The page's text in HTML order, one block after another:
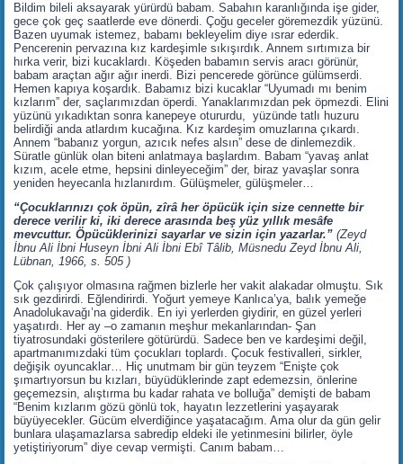
Bildim bileli aksayarak yürürdü babam. Sabahın karanlığında işe gider,
gece çok geç saatlerde eve dönerdi. Çoğu geceler göremezdik yüzünü.
Bazen uyumak istemez, babamı bekleyelim diye ısrar ederdik.
Pencerenin pervazına kız kardeşimle sıkışırdık. Annem sırtımıza bir
hırka verir, bizi kucaklardı. Köşeden babamın servis aracı görünür,
babam araçtan ağır ağır inerdi. Bizi pencerede görünce gülümserdi.
Hemen kapıya koşardık. Babamız bizi kucaklar “Uyumadı mı benim
kızlarım” der, saçlarımızdan öperdi. Yanaklarımızdan pek öpmezdi. Elini
yüzünü yıkadıktan sonra kanepeye otururdu, yüzünde tatlı huzuru
belirdiği anda atlardım kucağına. Kız kardeşim omuzlarına çıkardı.
Annem “babanız yorgun, azıcık nefes alsın” dese de dinlemezdik.
Süratle günlük olan biteni anlatmaya başlardım. Babam “yavaş anlat
kızım, acele etme, hepsini dinleyeceğim” der, biraz yavaşlar sonra
yeniden heyecanla hızlanırdım. Gülüşmeler, gülüşmeler…
“Çocuklarınızı çok öpün, zîrâ her öpücük için size cennette bir
derece verilir ki, iki derece arasında beş yüz yıllık mesâfe
mevcuttur. Öpücüklerinizi sayarlar ve sizin için yazarlar.”(Zeyd
İbnu Ali İbni Huseyn İbni Ali İbni Ebî Tâlib, Müsnedu Zeyd İbnu Ali,
Lübnan, 1966, s. 505 )
Çok çalışıyor olmasına rağmen bizlerle her vakit alakadar olmuştu. Sık
sık gezdirirdi. Eğlendirirdi. Yoğurt yemeye Kanlıca’ya, balık yemeğe
Anadolukavağı’na giderdik. En iyi yerlerden giydirir, en güzel yerleri
yaşatırdı. Her ay –o zamanın meşhur mekanlarından- Şan
tiyatrosundaki gösterilere götürürdü. Sadece ben ve kardeşimi değil,
apartmanımızdaki tüm çocukları toplardı. Çocuk festivalleri, sirkler,
değişik oyuncaklar… Hiç unutmam bir gün teyzem “Enişte çok
şımartıyorsun bu kızları, büyüdüklerinde zapt edemezsin, önlerine
geçemezsin, alıştırma bu kadar rahata ve bolluğa” demişti de babam
“Benim kızlarım gözü gönlü tok, hayatın lezzetlerini yaşayarak
büyüyecekler. Gücüm elverdiğince yaşatacağım. Ama olur da gün gelir
bunlara ulaşamazlarsa sabredip eldeki ile yetinmesini bilirler, öyle
yetiştiriyorum” diye cevap vermişti. Canım babam…